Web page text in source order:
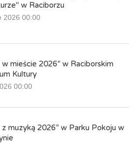
w Raciborzu
2026 00:00
w mieście 2026” w Raciborskim
Kultury
00:00
z muzyką 2026” w Parku Pokoju w